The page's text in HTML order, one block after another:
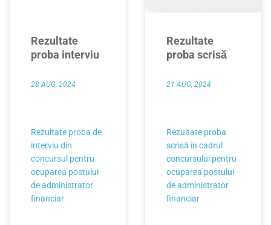
Rezultate
proba interviu
28 AUG, 2024
Rezultate proba de
interviu din
concursul pentru
ocuparea postului
de administrator
financiar
Rezultate
proba scrisă
21 AUG, 2024
Rezultate proba
scrisă în cadrul
concursului pentru
ocuparea postului
de administrator
financiar